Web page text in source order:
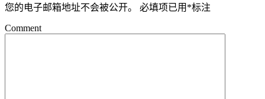
您的电子邮箱地址不会被公开。 必填项已用 *标注
Comment